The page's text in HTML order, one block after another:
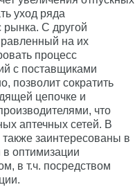
уход ряда
рынка. С другой
на их
процесс
с поставщиками
позволит сократить
цепочке и
что
аптечных сетей. В
заинтересованы в
оптимизации
в т.ч. посредством